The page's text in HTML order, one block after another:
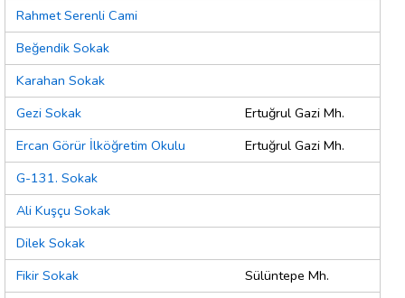
Rahmet Serenli Cami
Beğendik Sokak
Karahan Sokak
Gezi Sokak
Ertuğrul Gazi Mh.
Ercan Görür İlköğretim Okulu
Ertuğrul Gazi Mh.
G-131. Sokak
Ali Kuşçu Sokak
Dilek Sokak
Fikir Sokak
Sülüntepe Mh.